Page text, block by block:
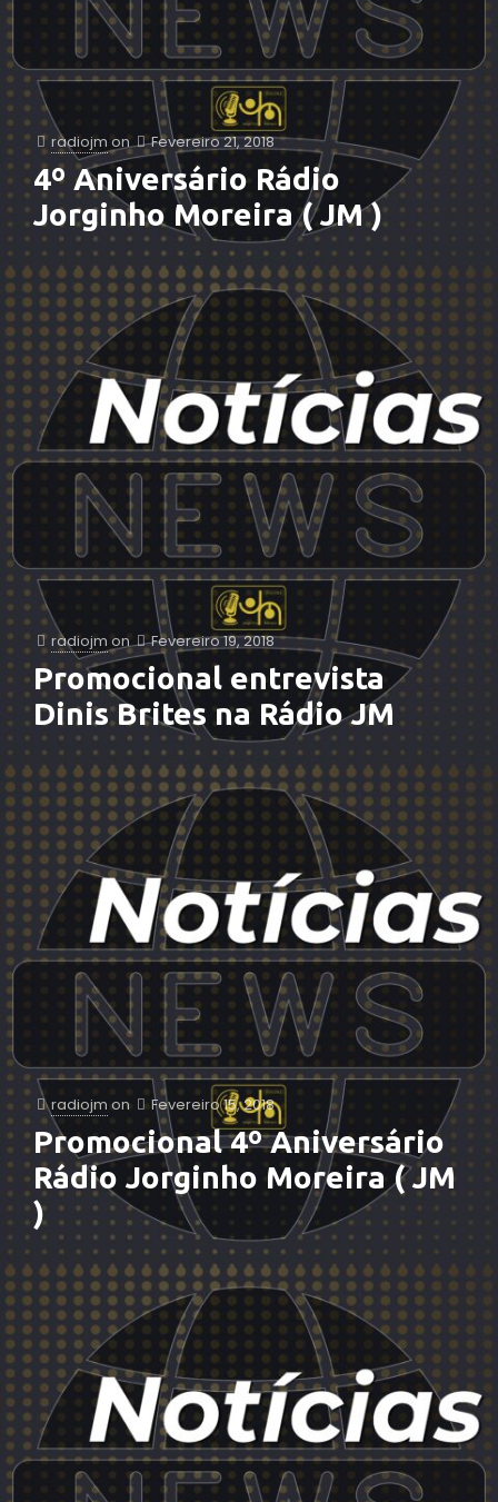
radiojm on Fevereiro 21, 2018
4º Aniversário Rádio
Jorginho Moreira ( JM )
radiojm on Fevereiro 19, 2018
Promocional entrevista
Dinis Brites na Rádio JM
radiojm on Fevereiro 15, 2018
Promocional 4º Aniversário
Rádio Jorginho Moreira ( JM
)